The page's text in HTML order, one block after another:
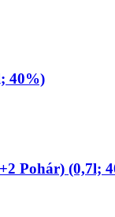
40%)
Pohár) (0,7l;